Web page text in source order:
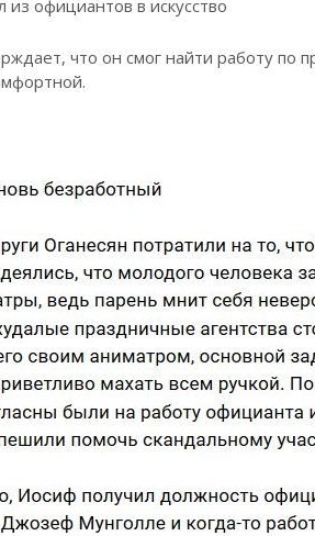
официантов в искусство
что он смог найти работу по